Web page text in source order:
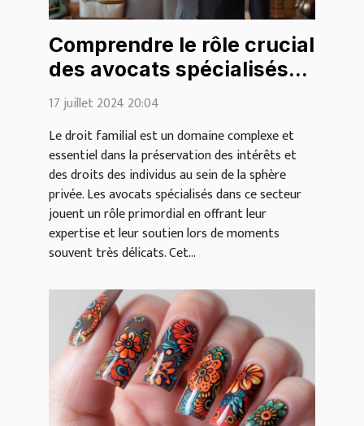
Comprendre le rôle crucial
des avocats spécialisés
en droit familial
17 juillet 2024 20:04
Le droit familial est un domaine complexe et
essentiel dans la préservation des intérêts et
des droits des individus au sein de la sphère
privée. Les avocats spécialisés dans ce secteur
jouent un rôle primordial en offrant leur
expertise et leur soutien lors de moments
souvent très délicats. Cet...